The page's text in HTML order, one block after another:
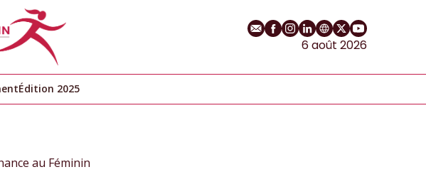
E-mailProfil Facebook
Profil Instagram
Profil LinkedIn
Site web
Profil Twitter
Chaîne
6 août 2026
Édition 2025
au Féminin